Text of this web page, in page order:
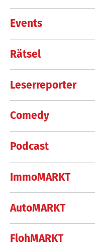
Events
Rätsel
Leserreporter
Comedy
Podcast
ImmoMARKT
AutoMARKT
FlohMARKT